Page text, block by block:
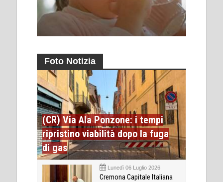
Foto Notizia
(CR) Via Ala Ponzone: i tempi
ripristino viabilità dopo la fuga
di gas
Lunedì 06 Luglio 2026
Cremona Capitale Italiana